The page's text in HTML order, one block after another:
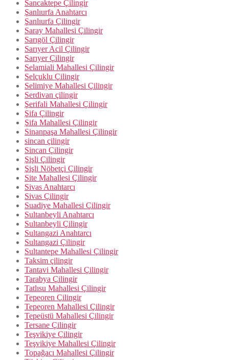
Sancaktepe Çilingir
Şanlıurfa Anahtarcı
Şanlıurfa Çilingir
Saray Mahallesi Çilingir
Sarıgöl Çilingir
Sarıyer Acil Çilingir
Sarıyer Çilingir
Selamiali Mahallesi Çilingir
Selçuklu Çilingir
Selimiye Mahallesi Çilingir
Serdivan çilingir
Şerifali Mahallesi Çilingir
Şifa Çilingir
Şifa Mahallesi Çilingir
Sinanpaşa Mahallesi Çilingir
sincan çilingir
Sincan Çilingir
Şişli Çilingir
Şişli Nöbetçi Çilingir
Site Mahallesi Çilingir
Sivas Anahtarcı
Sivas Çilingir
Suadiye Mahallesi Çilingir
Sultanbeyli Anahtarcı
Sultanbeyli Çilingir
Sultangazi Anahtarcı
Sultangazi Çilingir
Sultantepe Mahallesi Çilingir
Taksim çilingir
Tantavi Mahallesi Çilingir
Tarabya Çilingir
Tatlısu Mahallesi Çilingir
Tepeoren Çilingir
Tepeoren Mahallesi Çilingir
Tepeüstü Mahallesi Çilingir
Tersane Çilingir
Teşvikiye Çilingir
Teşvikiye Mahallesi Çilingir
Topağacı Mahallesi Çilingir